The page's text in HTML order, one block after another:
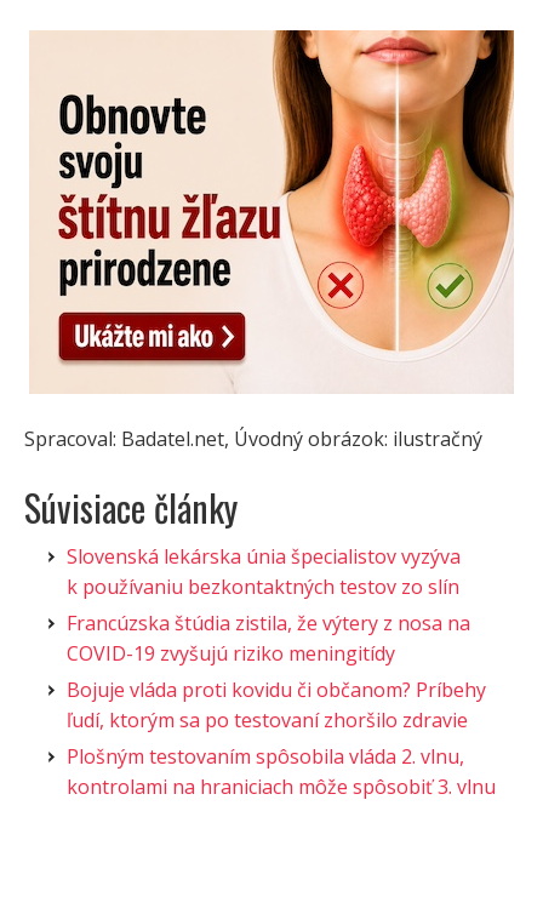
Spracoval: Badatel.net, Úvodný obrázok: ilustračný
Súvisiace články
Slovenská lekárska únia špecialistov vyzýva
k používaniu bezkontaktných testov zo slín
Francúzska štúdia zistila, že výtery z nosa na
COVID-19 zvyšujú riziko meningitídy
Bojuje vláda proti kovidu či občanom? Príbehy
ľudí, ktorým sa po testovaní zhoršilo zdravie
Plošným testovaním spôsobila vláda 2. vlnu,
kontrolami na hraniciach môže spôsobiť 3. vlnu